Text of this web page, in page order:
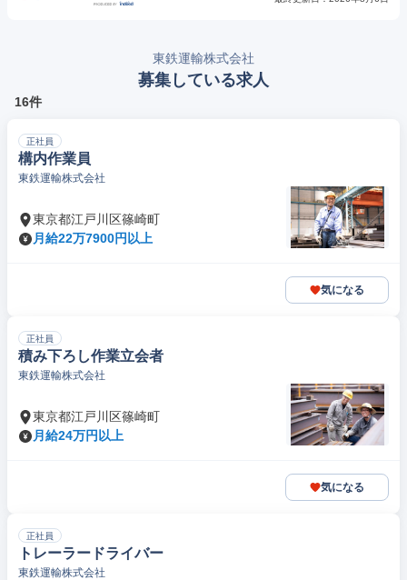
東鉄運輸株式会社
募集している求人
16件
正社員
構内作業員
東鉄運輸株式会社
東京都江戸川区篠崎町
月給22万7900円以上
気になる
正社員
積み下ろし作業立会者
東鉄運輸株式会社
東京都江戸川区篠崎町
月給24万円以上
気になる
正社員
トレーラードライバー
東鉄運輸株式会社